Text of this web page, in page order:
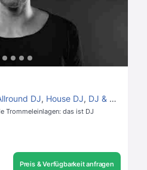
DJ, House DJ, DJ & Perkussion
Trommeleinlagen: das ist DJ
Preis & Verfügbarkeit anfragen